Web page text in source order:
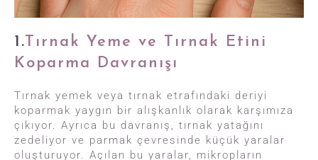
1. Tırnak Yeme ve Tırnak Etini
Koparma Davranışı
Tırnak yemek veya tırnak etrafındaki deriyi
koparmak yaygın bir alışkanlık olarak karşımıza
çıkıyor. Ayrıca bu davranış, tırnak yatağını
zedeliyor ve parmak çevresinde küçük yaralar
oluşturuyor. Açılan bu yaralar, mikropların